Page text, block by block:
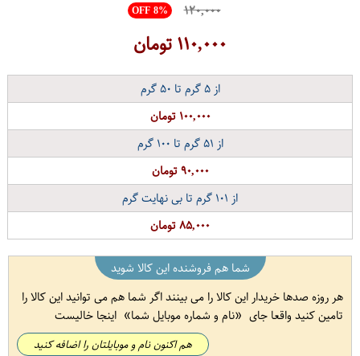
OFF 8% ۱۲۰,۰۰۰
۱۱۰,۰۰۰تومان
از۵گرم تا ۵۰گرم
۱۰۰,۰۰۰ تومان
از ۵۱گرم تا ۱۰۰ گرم
۹۰,۰۰۰ تومان
از ۱۰۱ گرم تا بی نهایت گرم
۸۵,۰۰۰ تومان
شما هم فروشنده این کالا شوید
هر روزه صدها خریدار این کالا را می بینند اگر شما هم می توانید این کالا را
تامین کنید واقعا جای
نام و شماره موبایل شما اینجا خالیست
هم اکنون نام و موبایلتان را اضافه کنید